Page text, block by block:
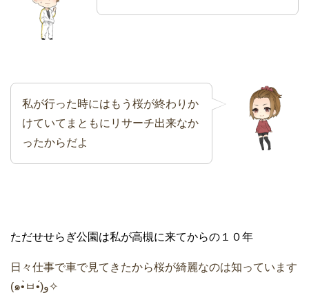
私が行った時にはもう桜が終わりか
けていてまともにリサーチ出来なか
ったからだよ
ただせせらぎ公園は私が高槻に来てからの１０年
日々仕事で車で見てきたから桜が綺麗なのは知っています
(๑•̀ㅂ•́)و✧